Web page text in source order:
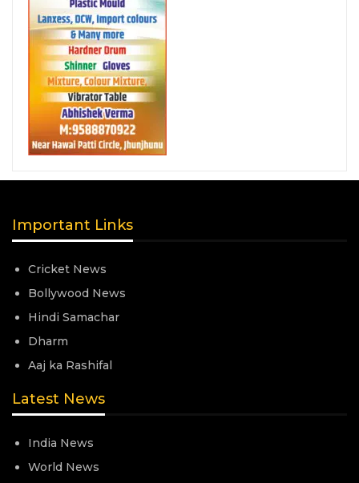
Important Links
Cricket News
Bollywood News
Hindi Samachar
Dharm
Aaj ka Rashifal
Latest News
India News
World News